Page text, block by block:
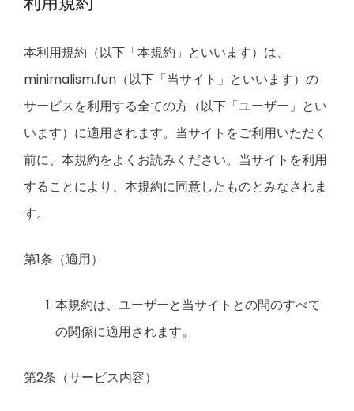
本利用規約（以下「本規約」といいます）は、
minimalism.fun（以下「当サイト」といいます）の
サービスを利用する全ての方（以下「ユーザー」とい
います）に適用されます。当サイトをご利用いただく
前に、本規約をよくお読みください。当サイトを利用
することにより、本規約に同意したものとみなされま
す。
第1条（適用）
本規約は、ユーザーと当サイトとの間のすべて
の関係に適用されます。
第2条（サービス内容）